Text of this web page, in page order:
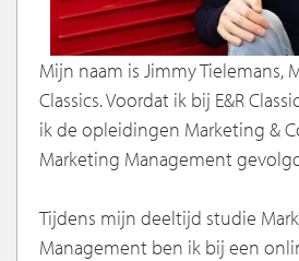
Mijn naam is Jimmy Tielemans,
Classics. Voordat ik bij E&R
ik de opleidingen Marketing &
Marketing Management
Tijdens mijn deeltijd studie
Management ben ik bij een